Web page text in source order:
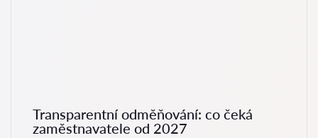
Transparentní odměňování: co čeká
zaměstnavatele od 2027